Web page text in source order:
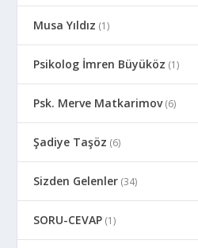
Musa Yıldız (1)
Psikolog İmren Büyüköz (1)
Psk. Merve Matkarimov(6)
Şadiye Taşöz (6)
Sizden Gelenler (34)
SORU-CEVAP (1)